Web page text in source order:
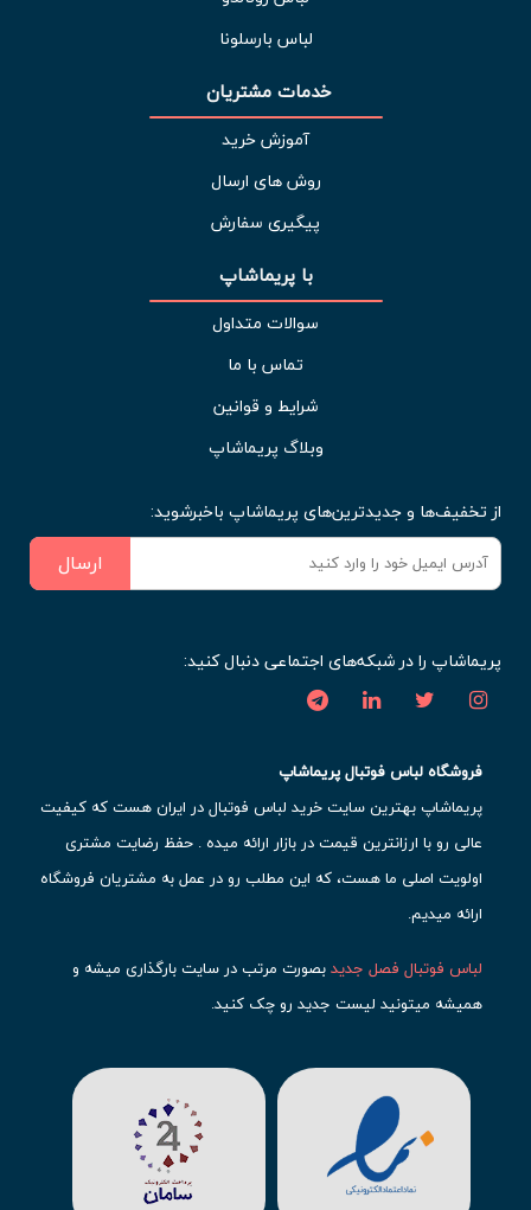
لباس بارسلونا
خدمات مشتریان
آموزش خرید
روش های ارسال
پیگیری سفارش
با پریماشاپ
سوالات متداول
تماس با ما
شرایط و قوانین
وبلاگ پریماشاپ
از تخفیف‌ها و جدیدترین‌های پریماشاپ باخبرشوید:
ارسال
پریماشاپ را در شبکه‌های اجتماعی دنبال کنید:
فروشگاه لباس فوتبال پریماشاپ
پریماشاپ بهترین سایت خرید لباس فوتبال در ایران هست که کیفیت
عالی رو با ارزانترین قیمت در بازار ارائه میده . حفظ رضایت مشتری
اولویت اصلی ما هست، که این مطلب رو در عمل به مشتریان فروشگاه
ارائه میدیم.
لباس فوتبال فصل جدیدبصورت مرتب در سایت بارگذاری میشه و
همیشه میتونید لیست جدید رو چک کنید.
حتما مشاهده کنید که قطعا برای تیم های مطرح دنیای فوتبال، تعداد
بیشتری محصول موجود میشه. این مورد شامل
لباس رئال مادرید
لباس اینتر میامی لباس منچستر سیتی
آث میلان میشه.